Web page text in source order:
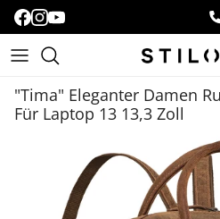
"Tima" Eleganter Damen
Für Laptop 13 13,3 Zoll